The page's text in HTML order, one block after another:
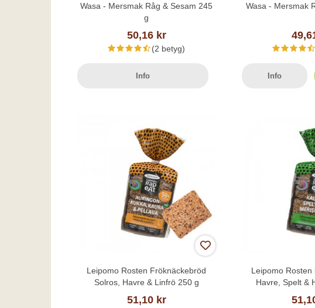
Wasa - Mersmak Råg & Sesam 245
g
50,16 kr
(2 betyg)
Info
Wasa - Mersmak
Info
Leipomo Rosten Fröknäckebröd
Solros, Havre & Linfrö 250 g
51,10 kr
Leipomo
Havre, Spelt &